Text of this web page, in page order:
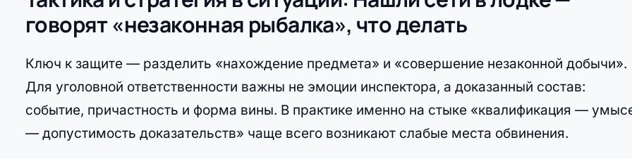
говорят «незаконная рыбалка», что делать
Ключ к защите — разделить «нахождение предмета» и «совершение незаконной добычи».
Для уголовной ответственности важны не эмоции инспектора, а доказанный состав:
событие, причастность и форма вины. В практике именно на стыке «квалификация —
— допустимость доказательств» чаще всего возникают слабые места обвинения.